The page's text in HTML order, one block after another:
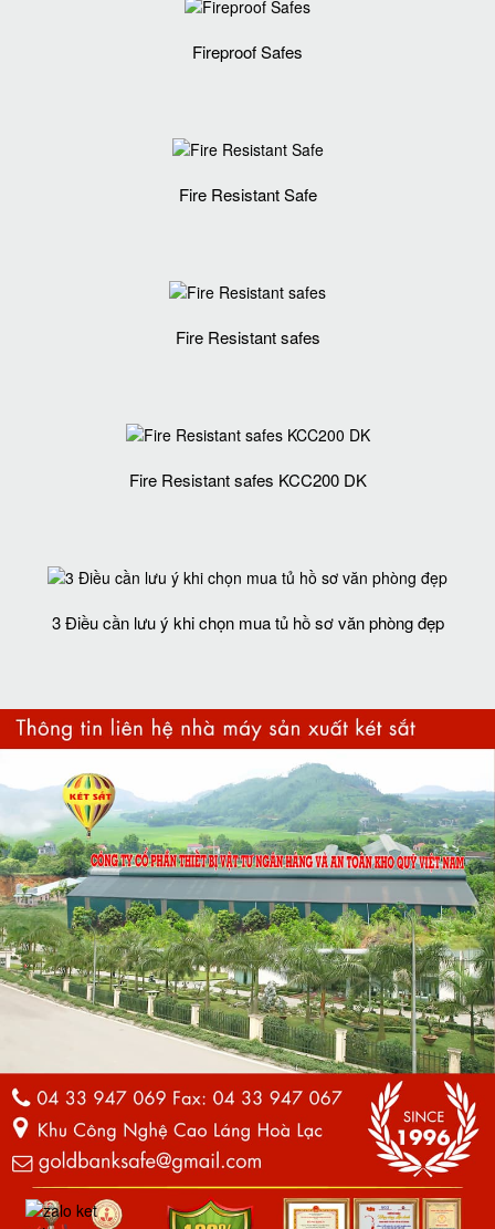
Fireproof Safes
Fire Resistant Safe
Fire Resistant safes
Fire Resistant safes KCC200 DK
3 Điều cần lưu ý khi chọn mua tủ hồ sơ văn phòng đẹp